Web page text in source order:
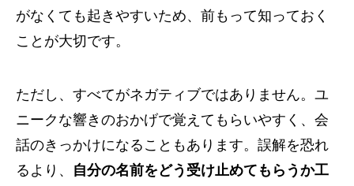
がなくても起きやすいため、前もって知っておく
ことが大切です。
ただし、すべてがネガティブではありません。ユ
ニークな響きのおかげで覚えてもらいやすく、会
話のきっかけになることもあります。誤解を恐れ
るより、 自分の名前をどう受け止めてもらうか工